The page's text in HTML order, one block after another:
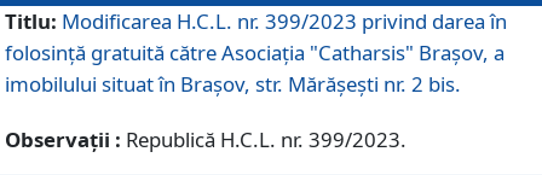
Titlu: Modificarea H.C.L. nr. 399/2023 privind darea în
folosinţă gratuită către Asociaţia "Catharsis" Brașov, a
imobilului situat în Braşov, str. Mărăşeşti nr. 2 bis.
Observații : Republică H.C.L. nr. 399/2023.